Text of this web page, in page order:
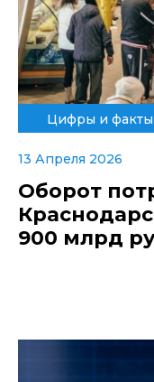
Цифры и факты
13 Апреля 2026
Оборот
900 млрд